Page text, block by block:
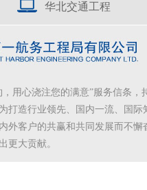
华北交通工程
，用心浇注您的满意”服务信条，
打造行业领先、国内一流、国际
外客户的共赢和共同发展而不懈
更大贡献。